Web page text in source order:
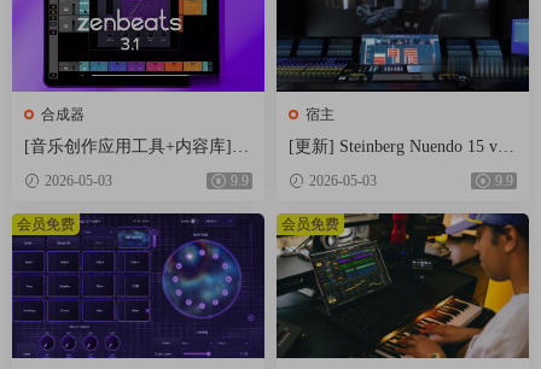
合成器
[音乐创作应用工具+内容库] R
oland Zenbeats Max Unlock v3.1
1.2 [WiN]（295MB+7.29GB）
2026-05-03 9.9
宿主
[更新] Steinberg Nuendo 15 v1
5.0.21+内容库 [WiN, MacOSX]
（1.41GB+1.69GB+20GB）
2026-05-03 9.9
会员免费 会员免费